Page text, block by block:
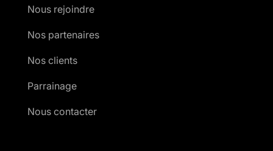
Nous rejoindre
Nos partenaires
Nos clients
Parrainage
Nous contacter